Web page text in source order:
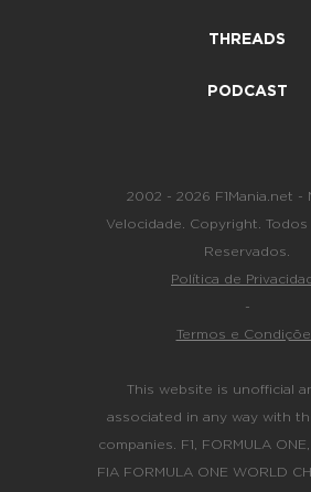
THREADS
PODCAST
2002 - 2026 F1Mania.net -
Velocidade. Copyright.
Reservados.
Política de
-
Termos e
This website is unofficial
associated in any way with
companies. F1, FORMULA ONE,
FIA FORMULA ONE WORLD